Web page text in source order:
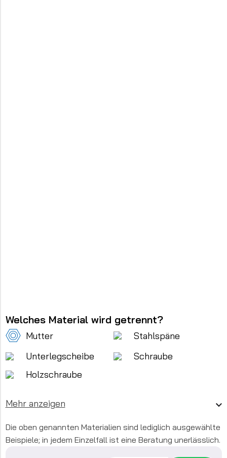
Welches Material wird getrennt?
Mutter
Stahlspäne
Unterlegscheibe
Schraube
Holzschraube
Mehr anzeigen
Die oben genannten Materialien sind lediglich ausgewählte
Beispiele; in jedem Einzelfall ist eine Beratung unerlässlich.